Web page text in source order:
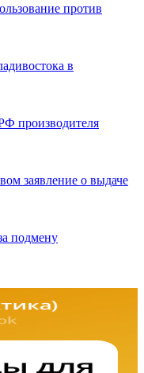
против
в
производителя
заявление о выдаче
подмену